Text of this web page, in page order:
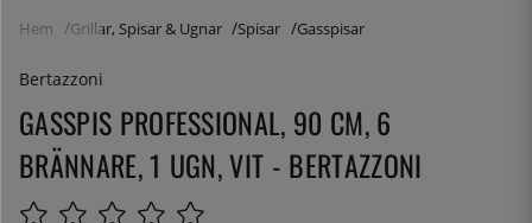
Hem Grillar, Spisar & Ugnar Spisar Gasspisar
Bertazzoni
GASSPIS PROFESSIONAL, 90 CM, 6
BRÄNNARE, 1 UGN, VIT - BERTAZZONI